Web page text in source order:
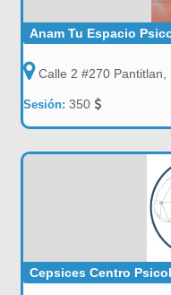
Anam Tu Espacio
Calle 2 #270 Pantitlan,
Sesión:350
Cepsices Centro